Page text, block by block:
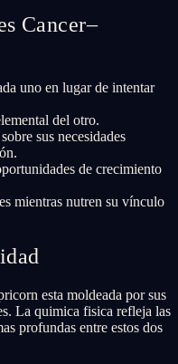
Cancer–
uno en lugar de intentar
del otro.
sus necesidades
de crecimiento
mientras nutren su vínculo
esta moldeada por sus
La quimica fisica refleja las
profundas entre estos dos